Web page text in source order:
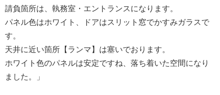
請負箇所は、執務室・エントランスになります。
パネル色はホワイト、ドアはスリット窓でかすみガラスで
す。
天井に近い箇所【ランマ】は塞いでおります。
ホワイト色のパネルは安定ですね、落ち着いた空間になり
ました。」